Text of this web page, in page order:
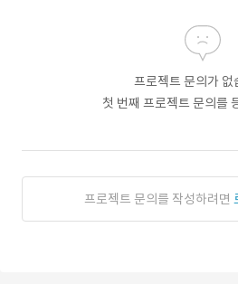
프로젝트 문의가 없
첫 번째 프로젝트 문의를
프로젝트 문의를 작성하려면